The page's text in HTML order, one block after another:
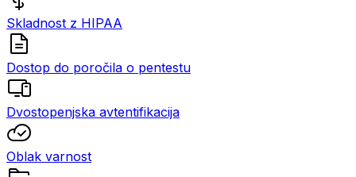
Skladnost z HIPAA
Dostop do poročila o pentestu
Dvostopenjska avtentifikacija
Oblak varnost